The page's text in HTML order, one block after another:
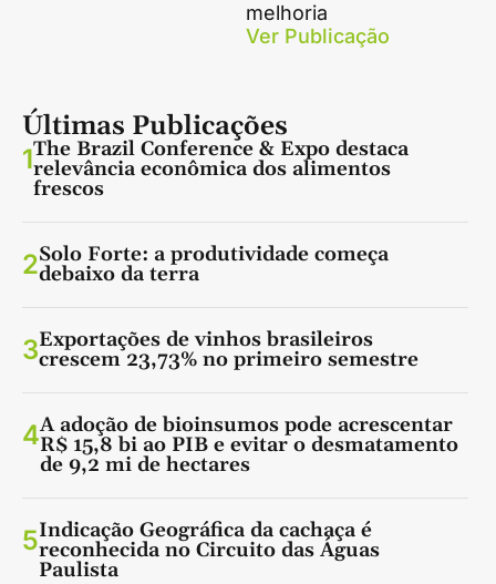
melhoria
Ver Publicação
Últimas Publicações
1The Brazil Conference & Expo destaca
relevância econômica dos alimentos
frescos
2Solo Forte: a produtividade começa
debaixo da terra
3Exportações de vinhos brasileiros
crescem 23,73% no primeiro semestre
4A adoção de bioinsumos pode acrescentar
R$ 15,8 bi ao PIB e evitar o desmatamento
de 9,2 mi de hectares
5Indicação Geográfica da cachaça é
reconhecida no Circuito das Águas
Paulista